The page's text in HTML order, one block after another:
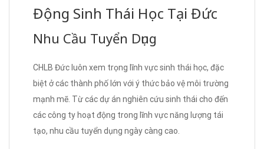
Động Sinh Thái Học Tại Đức
Nhu Cầu Tuyển Dụng
CHLB Đức luôn xem trọng lĩnh vực sinh thái học, đặc
biệt ở các thành phố lớn với ý thức bảo vệ môi trường
mạnh mẽ. Từ các dự án nghiên cứu sinh thái cho đến
các công ty hoạt động trong lĩnh vực năng lượng tái
tạo, nhu cầu tuyển dụng ngày càng cao.